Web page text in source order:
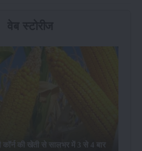
जलवायु परिवर्तन का गेंहू की खेती और उत्पादन